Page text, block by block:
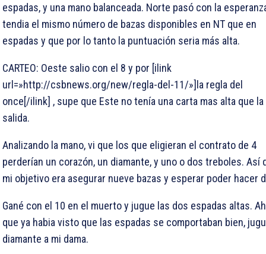
espadas, y una mano balanceada. Norte pasó con la
tendia el mismo número de bazas disponibles en NT que en
espadas y que por lo tanto la puntuación seria más alta.
CARTEO: Oeste salio con el 8 y por [ilink
url=»http://csbnews.org/new/regla-del-11/»]la regla del
once[/ilink] , supe que Este no tenía una carta mas alta que la
salida.
Analizando la mano, vi que los que eligieran el contrato de 4
perderían un corazón, un diamante, y uno o dos treboles. Así
mi objetivo era asegurar nueve bazas y esperar poder hacer
Gané con el 10 en el muerto y jugue las dos espadas altas.
que ya habia visto que las espadas se comportaban bien,
diamante a mi dama.